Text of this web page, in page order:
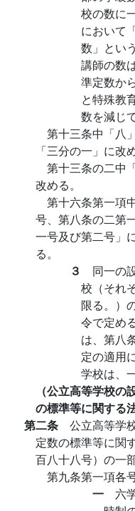
校の数に
において
数」とい
講師の数
準定数か
と特殊教
数を減じ
第十三条中「八
「三分の一」に改
第十三条の二中
改める。
第十六条第一項
号、第八条の二第
一号及び第二号」
る。
３ 同一の
校（それ
限る。）
令で定め
は、第八
定の適用
学校は、
（公立高等学校
の標準等に関する
第二条 公立高等学
定数の標準等に関
百八十八号）の一
第九条第一項各
一 六